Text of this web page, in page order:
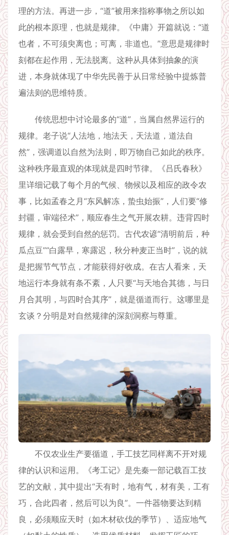
理的方法。再进一步，“道”被用来指称事物之所以如
此的根本原理，也就是规律。《中庸》开篇就说：“道
也者，不可须臾离也；可离，非道也。”意思是规律时
刻都在起作用，无法脱离。这种从具体到抽象的演
进，本身就体现了中华先民善于从日常经验中提炼普
遍法则的思维特质。
传统思想中讨论最多的“道”，当属自然界运行的
规律。老子说“人法地，地法天，天法道，道法自
然”，强调道以自然为法则，即万物自己如此的秩序。
这种秩序最直观的体现就是四时节律。《吕氏春秋》
里详细记载了每个月的气候、物候以及相应的政令农
事，比如孟春之月“东风解冻，蛰虫始振”，人们要“修
封疆，审端径术”，顺应春生之气开展农耕。违背四时
规律，就会受到自然的惩罚。古代农谚“清明前后，种
瓜点豆”“白露早，寒露迟，秋分种麦正当时”，说的就
是把握节气节点，才能获得好收成。在古人看来，天
地运行本身就有条不紊，人只要“与天地合其德，与日
月合其明，与四时合其序”，就是循道而行。这哪里是
玄谈？分明是对自然规律的深刻洞察与尊重。
不仅农业生产要循道，手工技艺同样离不开对规
律的认识和运用。《考工记》是先秦一部记载百工技
艺的文献，其中提出“天有时，地有气，材有美，工有
巧，合此四者，然后可以为良”。一件器物要达到精
良，必须顺应天时（如木材砍伐的季节）、适应地气